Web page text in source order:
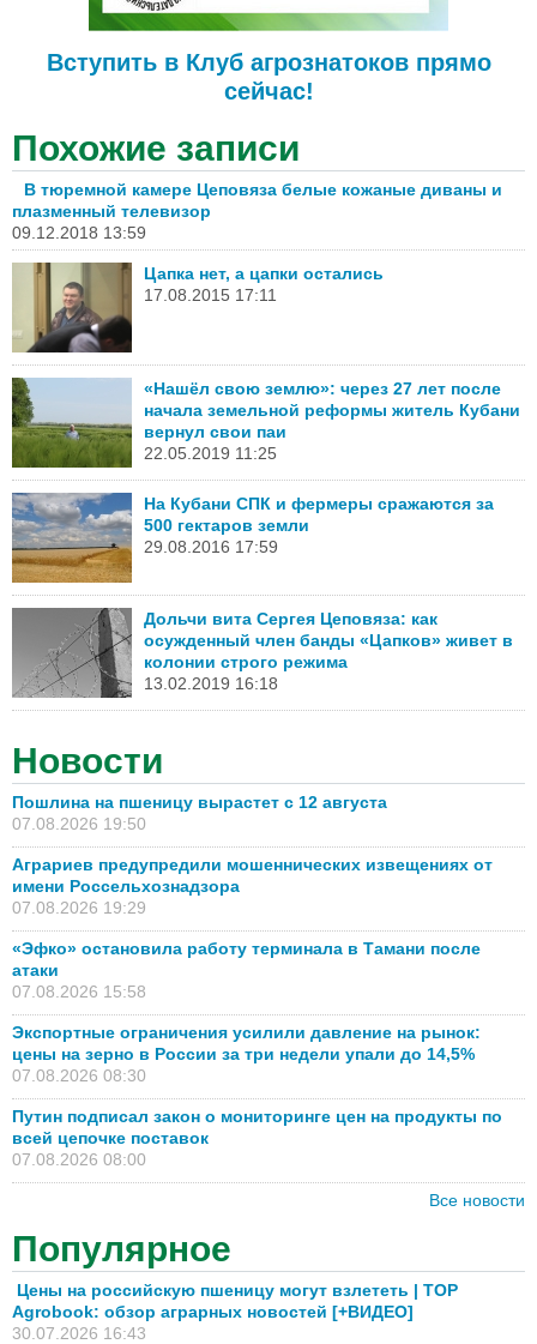
Вступить в Клуб агрознатоков прямо
сейчас!
Похожие записи
В тюремной камере Цеповяза белые кожаные диваны и
плазменный телевизор
09.12.2018 13:59
Цапка нет, а цапки остались
17.08.2015 17:11
«Нашёл свою землю»: через 27 лет после
начала земельной реформы житель Кубани
вернул свои паи
22.05.2019 11:25
На Кубани СПК и фермеры сражаются за
500 гектаров земли
29.08.2016 17:59
Дольчи вита Сергея Цеповяза: как
осужденный член банды «Цапков» живет в
колонии строго режима
13.02.2019 16:18
Новости
Пошлина на пшеницу вырастет с 12 августа
07.08.2026 19:50
Аграриев предупредили мошеннических извещениях от
имени Россельхознадзора
07.08.2026 19:29
«Эфко» остановила работу терминала в Тамани после
атаки
07.08.2026 15:58
Экспортные ограничения усилили давление на рынок:
цены на зерно в России за три недели упали до 14,5%
07.08.2026 08:30
Путин подписал закон о мониторинге цен на продукты по
всей цепочке поставок
07.08.2026 08:00
Все новости
Популярное
Цены на российскую пшеницу могут взлететь | TOP
Agrobook: обзор аграрных новостей [+ВИДЕО]
30.07.2026 16:43